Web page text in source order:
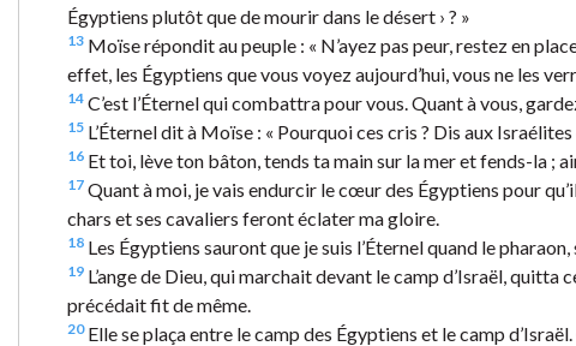
Égyptiens plutôt que de mourir dans le désert › ? »
13 Moïse répondit au peuple : « N’ayez pas peur, restez en
effet, les Égyptiens que vous voyez aujourd’hui, vous ne les
14 C’est l’Éternel qui combattra pour vous. Quant à vous,
15 L’Éternel dit à Moïse : « Pourquoi ces cris ? Dis aux
16 Et toi, lève ton bâton, tends ta main sur la mer et fends-la ;
17 Quant à moi, je vais endurcir le cœur des Égyptiens pour
chars et ses cavaliers feront éclater ma gloire.
18 Les Égyptiens sauront que je suis l’Éternel quand le
19 L’ange de Dieu, qui marchait devant le camp d’Israël,
précédait fit de même.
20Elle se plaça entre le camp des Égyptiens et le camp